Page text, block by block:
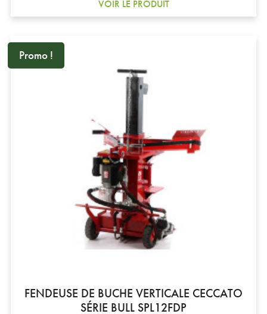
VOIR LE PRODUIT
FENDEUSE DE BUCHE VERTICALE CECCATO
SÉRIE BULL SPL12FDP
Promo !